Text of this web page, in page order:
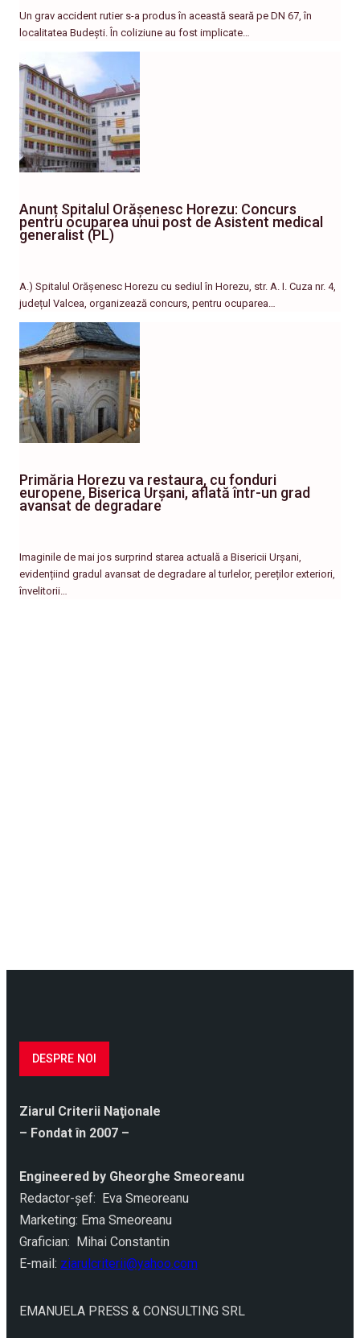
Un grav accident rutier s-a produs în această seară pe DN 67, în
localitatea Budești. În coliziune au fost implicate…
Anunț Spitalul Orășenesc Horezu: Concurs
pentru ocuparea unui post de Asistent medical
generalist (PL)
A.) Spitalul Orășenesc Horezu cu sediul în Horezu, str. A. I. Cuza nr. 4,
județul Valcea, organizează concurs, pentru ocuparea…
Primăria Horezu va restaura, cu fonduri
europene, Biserica Urșani, aflată într-un grad
avansat de degradare
Imaginile de mai jos surprind starea actuală a Bisericii Urșani,
evidențiind gradul avansat de degradare al turlelor, pereților exteriori,
învelitorii…
DESPRE NOI
Ziarul Criterii Naţionale
– Fondat în 2007 –
Engineered by Gheorghe Smeoreanu
Redactor-şef: Eva Smeoreanu
Marketing: Ema Smeoreanu
Grafician: Mihai Constantin
E-mail: ziarulcriterii@yahoo.com
EMANUELA PRESS & CONSULTING SRL